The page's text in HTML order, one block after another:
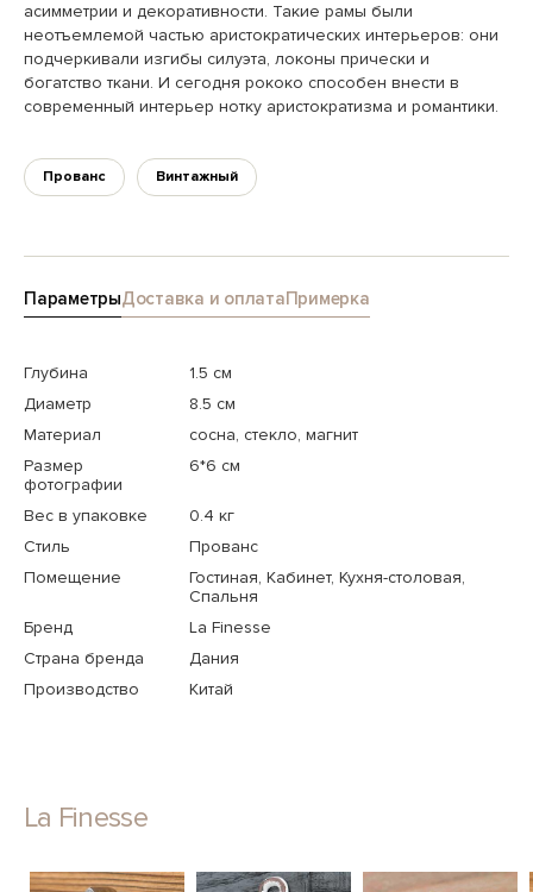
асимметрии и декоративности. Такие рамы были
неотъемлемой частью аристократических интерьеров: они
подчеркивали изгибы силуэта, локоны прически и
богатство ткани. И сегодня рококо способен внести в
современный интерьер нотку аристократизма и романтики.
Прованс Винтажный
ПараметрыДоставка и оплатаПримерка
Глубина
1.5 см
Диаметр
8.5 см
Материал
сосна, стекло, магнит
Размер
фотографии
6*6 см
Вес в упаковке
0.4 кг
Стиль
Прованс
Помещение
Гостиная, Кабинет, Кухня-столовая,
Спальня
Бренд
La Finesse
Страна бренда
Дания
Производство
Китай
La Finesse